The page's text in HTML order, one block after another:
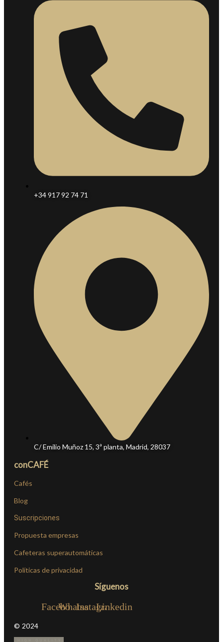
+34 917 92 74 71
C/ Emilio Muñoz 15, 3ª planta, Madrid, 28037
conCAFÉ
Cafés
Blog
Suscripciones
Propuesta empresas
Cafeteras superautomáticas
Políticas de privacidad
Síguenos
Facebook
Whatsapp
Instagram
Linkedin
© 2024